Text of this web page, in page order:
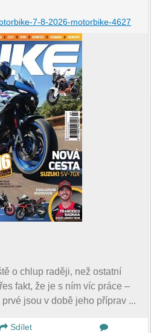
7-8-2026-motorbike-4627
o chlup raději, než ostatní
fakt, že je s ním víc práce –
jsou v době jeho příprav ...
Sdílet